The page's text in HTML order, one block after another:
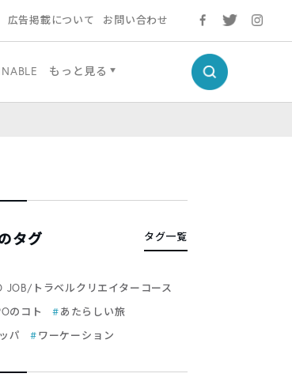
広告掲載について お問い合わせ
もっと見る
タグ タグ一覧
JOB/トラベルクリエイターコース
のコト
あたらしい旅
パ
ワーケーション